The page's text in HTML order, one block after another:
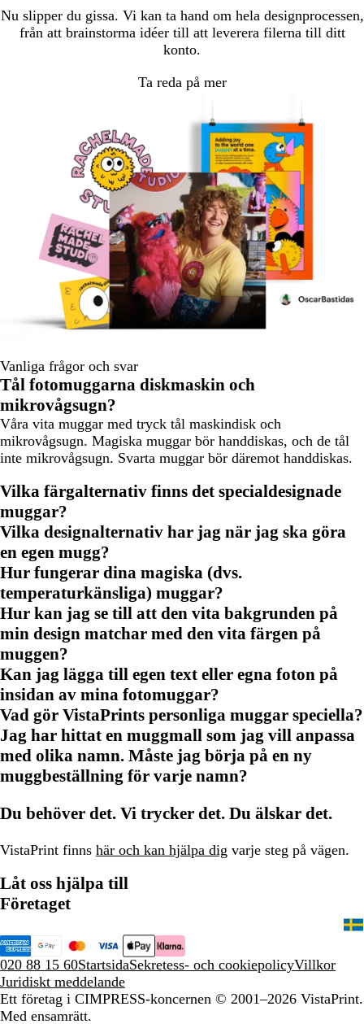
Nu slipper du gissa. Vi kan ta hand om hela designprocessen,
från att brainstorma idéer till att leverera filerna till ditt
konto.
Ta reda på mer
Vanliga frågor och svar
Tål fotomuggarna diskmaskin och
mikrovågsugn?
Våra vita muggar med tryck tål maskindisk och
mikrovågsugn. Magiska muggar bör handdiskas, och de tål
inte mikrovågsugn. Svarta muggar bör däremot handdiskas.
Vilka färgalternativ finns det specialdesignade
muggar?
Vilka designalternativ har jag när jag ska göra
en egen mugg?
Hur fungerar dina magiska (dvs.
temperaturkänsliga) muggar?
Hur kan jag se till att den vita bakgrunden på
min design matchar med den vita färgen på
muggen?
Kan jag lägga till egen text eller egna foton på
insidan av mina fotomuggar?
Vad gör VistaPrints personliga muggar speciella?
Jag har hittat en muggmall som jag vill anpassa
med olika namn. Måste jag börja på en ny
muggbeställning för varje namn?
Du behöver det. Vi trycker det. Du älskar det.
VistaPrint finns här och kan hjälpa dig varje steg på vägen.
Låt oss hjälpa till
Företaget
020 88 15 60StartsidaSekretess- och cookiepolicyVillkor
Juridiskt meddelande
Ett företag i CIMPRESS-koncernen © 2001–2026 VistaPrint.
Med ensamrätt.